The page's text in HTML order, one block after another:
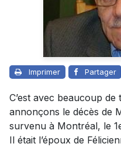
Imprimer Partager
C’est avec beaucoup
annonçons le décès de
survenu à Montréal, le
Il était l’époux de